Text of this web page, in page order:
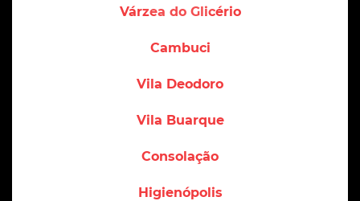
Várzea do Glicério
Cambuci
Vila Deodoro
Vila Buarque
Consolação
Higienópolis